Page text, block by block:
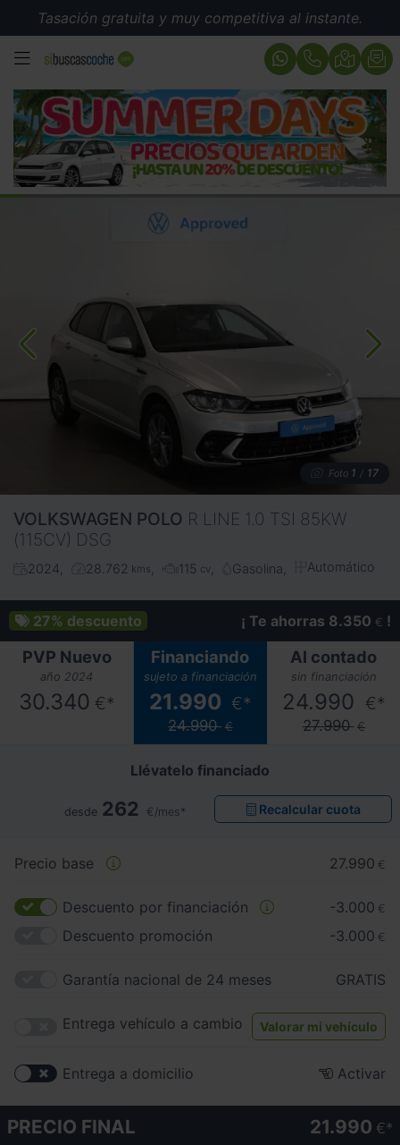
Tasación gratuita y muy competitiva al instante.
MENÚ
Foto 1 / 17
VOLKSWAGEN POLO R LINE 1.0 TSI 85KW
(115CV) DSG
2024 28.762 kms 115 cv Gasolina Automático
27% descuento ¡ Te ahorras 8.350 € !
PVP Nuevo
año 2024
30.340 €*
Financiando
sujeto a financiación
21.990 €*
24.990 €
Al contado
sin financiación
24.990 €*
27.990 €
Llévatelo financiado
desde 262 €/mes* Recalcular cuota
Precio base 27.990 €
Descuento por financiación -3.000 €
Descuento promoción -3.000 €
Garantía nacional de 24 meses GRATIS
Entrega vehículo a cambio Valorar mi vehículo
Entrega a domicilio Activar
PRECIO FINAL 21.990 €